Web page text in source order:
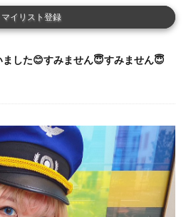
マイリスト登録
した😊すみません😇すみません😇